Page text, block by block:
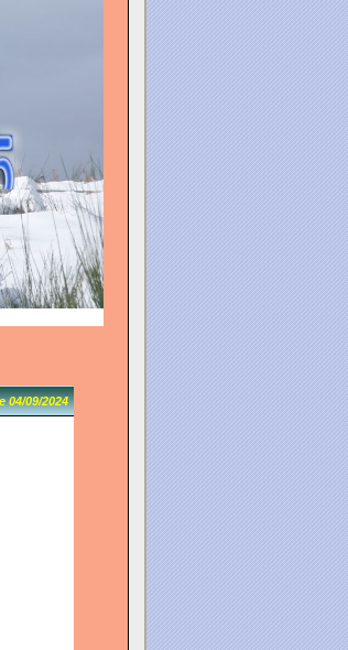
04/09/2024